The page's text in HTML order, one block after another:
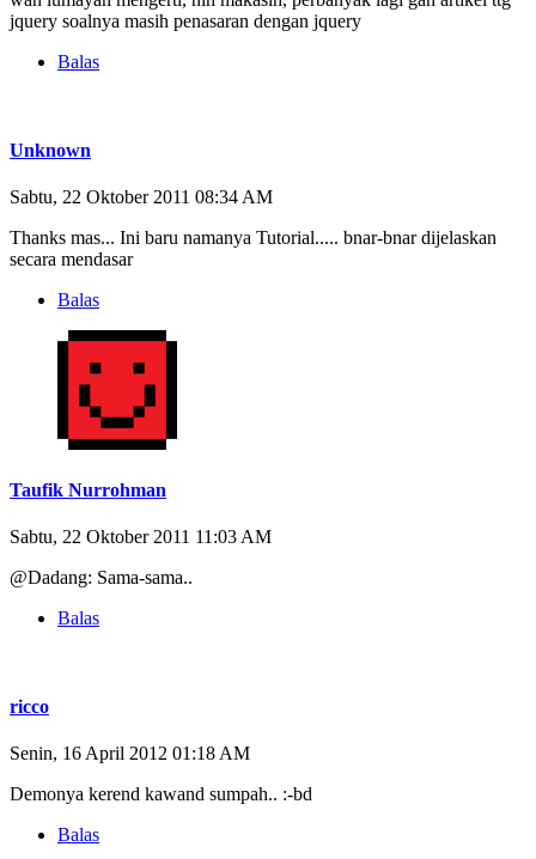
jquery soalnya masih penasaran dengan jquery
Balas
Unknown
Sabtu, 22 Oktober 2011 08:34 AM
Thanks mas... Ini baru namanya Tutorial..... bnar-bnar dijelaskan
secara mendasar
Balas
Taufik Nurrohman
Sabtu, 22 Oktober 2011 11:03 AM
@Dadang: Sama-sama..
Balas
ricco
Senin, 16 April 2012 01:18 AM
Demonya kerend kawand sumpah.. :-bd
Balas